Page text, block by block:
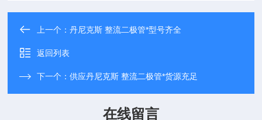
上一个：丹尼克斯 整流二极管*型号齐全
返回列表
下一个：供应丹尼克斯 整流二极管*货源充足
在线留言